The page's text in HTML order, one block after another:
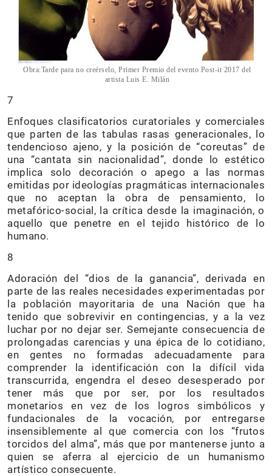
Obra:Tarde para no creérselo, Primer Premio del evento Post-it 2017 del
artista Luis E. Milán
7
Enfoques clasificatorios curatoriales y comerciales
que parten de las tabulas rasas generacionales, lo
tendencioso ajeno, y la posición de “coreutas” de
una “cantata sin nacionalidad”, donde lo estético
implica solo decoración o apego a las normas
emitidas por ideologías pragmáticas internacionales
que no aceptan la obra de pensamiento, lo
metafórico-social, la crítica desde la imaginación, o
aquello que penetre en el tejido histórico de lo
humano.
8
Adoración del “dios de la ganancia”, derivada en
parte de las reales necesidades experimentadas por
la población mayoritaria de una Nación que ha
tenido que sobrevivir en contingencias, y a la vez
luchar por no dejar ser. Semejante consecuencia de
prolongadas carencias y una épica de lo cotidiano,
en gentes no formadas adecuadamente para
comprender la identificación con la difícil vida
transcurrida, engendra el deseo desesperado por
tener más que por ser, por los resultados
monetarios en vez de los logros simbólicos y
fundacionales de la vocación, por entregarse
insensiblemente al que comercia con los “frutos
torcidos del alma”, más que por mantenerse junto a
quien se aferra al ejercicio de un humanismo
artístico consecuente.